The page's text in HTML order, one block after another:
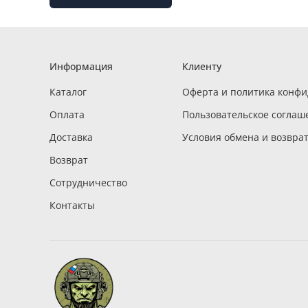
Информация
Каталог
Оплата
Доставка
Возврат
Сотрудничество
Контакты
Клиенту
Оферта и политика
Пользовательское
Условия обмена и